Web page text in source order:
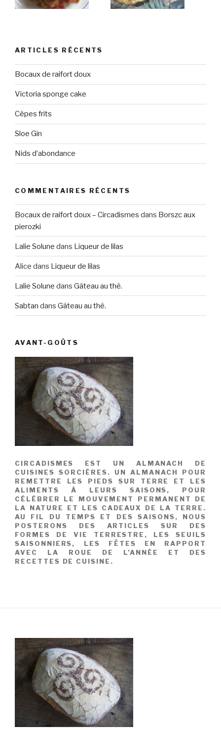
ARTICLES RÉCENTS
Bocaux de raifort doux
Victoria sponge cake
Cèpes frits
Sloe Gin
Nids d’abondance
COMMENTAIRES RÉCENTS
Bocaux de raifort doux – Circadismes dans Borszc aux
pierozki
Lalie Solune dans Liqueur de lilas
Alice dans Liqueur de lilas
Lalie Solune dans Gâteau au thé.
Sabtan dans Gâteau au thé.
AVANT-GOÛTS
CIRCADISMES EST UN ALMANACH DE
CUISINES SORCIÈRES. UN ALMANACH POUR
REMETTRE LES PIEDS SUR TERRE ET LES
ALIMENTS À LEURS SAISONS, POUR
CÉLÉBRER LE MOUVEMENT PERMANENT DE
LA NATURE ET LES CADEAUX DE LA TERRE.
AU FIL DU TEMPS ET DES SAISONS, NOUS
POSTERONS DES ARTICLES SUR DES
FORMES DE VIE TERRESTRE, LES SEUILS
SAISONNIERS, LES FÊTES EN RAPPORT
AVEC LA ROUE DE L’ANNÉE ET DES
RECETTES DE CUISINE.